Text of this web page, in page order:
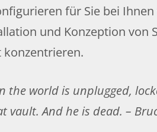
für Sie bei
und Konzeption von
konzentrieren.
the world is unplugged,
And he is dead. –